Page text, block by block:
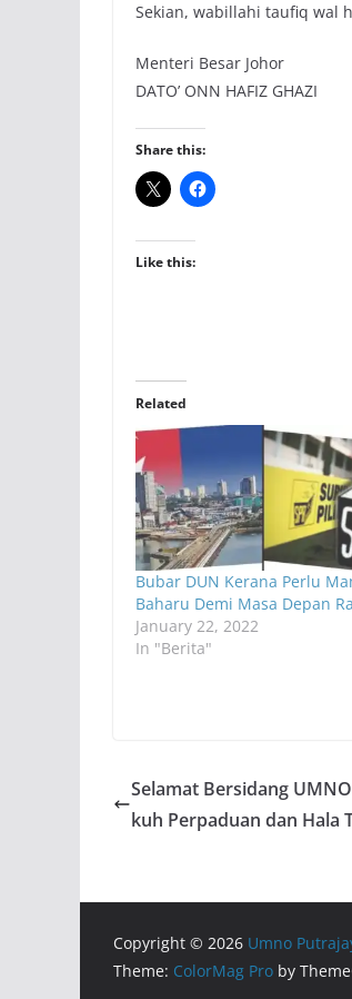
Sekian, wabillahi taufiq wal
Menteri Besar Johor
DATO’ ONN HAFIZ GHAZI
Share this:
Like this:
Related
Bubar DUN Kerana Perlu
Baharu Demi Masa Depan
January 22, 2022
In "Berita"
Selamat Bersidang
kuh Perpaduan dan Hala
Copyright © 2026 Umno
Theme: ColorMag Pro by